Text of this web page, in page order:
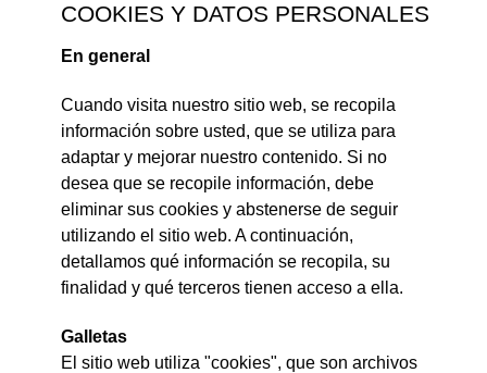
COOKIES Y DATOS PERSONALES
En general
Cuando visita nuestro sitio web, se recopila
información sobre usted, que se utiliza para
adaptar y mejorar nuestro contenido. Si no
desea que se recopile información, debe
eliminar sus cookies y abstenerse de seguir
utilizando el sitio web. A continuación,
detallamos qué información se recopila, su
finalidad y qué terceros tienen acceso a ella.
Galletas
El sitio web utiliza "cookies", que son archivos